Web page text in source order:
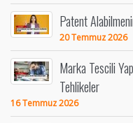
Patent
20 Temmuz 2026
Marka Tescili
Tehlikeler
16 Temmuz 2026